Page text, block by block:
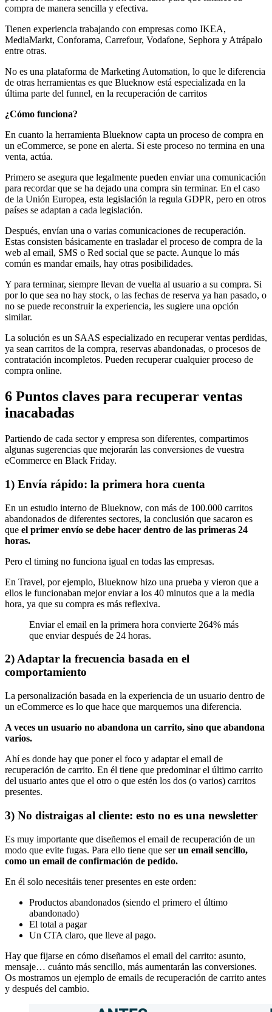
compra de manera sencilla y efectiva.
Tienen experiencia trabajando con empresas como IKEA,
MediaMarkt, Conforama, Carrefour, Vodafone, Sephora y Atrápalo
entre otras.
No es una plataforma de Marketing Automation, lo que le diferencia
de otras herramientas es que Blueknow está especializada en la
última parte del funnel, en la recuperación de carritos
¿Cómo funciona?
En cuanto la herramienta Blueknow capta un proceso de compra en
un eCommerce, se pone en alerta. Si este proceso no termina en una
venta, actúa.
Primero se asegura que legalmente pueden enviar una comunicación
para recordar que se ha dejado una compra sin terminar. En el caso
de la Unión Europea, esta legislación la regula GDPR, pero en otros
países se adaptan a cada legislación.
Después, envían una o varias comunicaciones de recuperación.
Estas consisten básicamente en trasladar el proceso de compra de la
web al email, SMS o Red social que se pacte. Aunque lo más
común es mandar emails, hay otras posibilidades.
Y para terminar, siempre llevan de vuelta al usuario a su compra. Si
por lo que sea no hay stock, o las fechas de reserva ya han pasado, o
no se puede reconstruir la experiencia, les sugiere una opción
similar.
La solución es un SAAS especializado en recuperar ventas perdidas,
ya sean carritos de la compra, reservas abandonadas, o procesos de
contratación incompletos. Pueden recuperar cualquier proceso de
compra online.
6 Puntos claves para recuperar ventas
inacabadas
Partiendo de cada sector y empresa son diferentes, compartimos
algunas sugerencias que mejorarán las conversiones de vuestra
eCommerce en Black Friday.
1) Envía rápido: la primera hora cuenta
En un estudio interno de Blueknow, con más de 100.000 carritos
abandonados de diferentes sectores, la conclusión que sacaron es
que el primer envío se debe hacer dentro de las primeras 24
horas.
Pero el timing no funciona igual en todas las empresas.
En Travel, por ejemplo, Blueknow hizo una prueba y vieron que a
ellos le funcionaban mejor enviar a los 40 minutos que a la media
hora, ya que su compra es más reflexiva.
Enviar el email en la primera hora convierte 264% más
que enviar después de 24 horas.
2) Adaptar la frecuencia basada en el
comportamiento
La personalización basada en la experiencia de un usuario dentro de
un eCommerce es lo que hace que marquemos una diferencia.
A veces un usuario no abandona un carrito, sino que abandona
varios.
Ahí es donde hay que poner el foco y adaptar el email de
recuperación de carrito. En él tiene que predominar el último carrito
del usuario antes que el otro o que estén los dos (o varios) carritos
presentes.
3) No distraigas al cliente: esto no es una newsletter
Es muy importante que diseñemos el email de recuperación de un
modo que evite fugas. Para ello tiene que serun email sencillo,
como un email de confirmación de pedido.
En él solo necesitáis tener presentes en este orden:
Productos abandonados (siendo el primero el último
abandonado)
El total a pagar
Un CTA claro, que lleve al pago.
Hay que fijarse en cómo diseñamos el email del carrito: asunto,
mensaje… cuánto más sencillo, más aumentarán las conversiones.
Os mostramos un ejemplo de emails de recuperación de carrito antes
y después del cambio.